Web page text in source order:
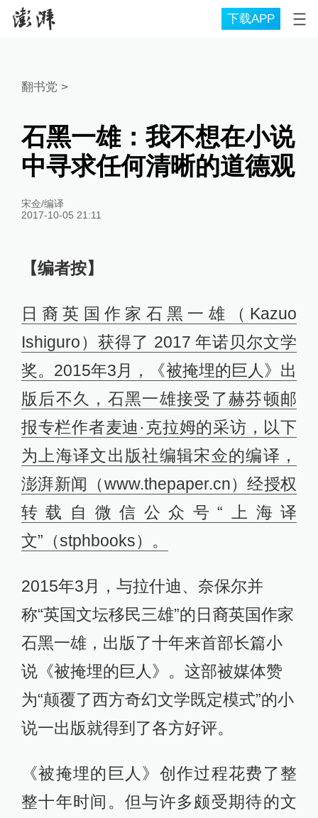
下载APP
翻书党 >
石黑一雄：我不想在小说
中寻求任何清晰的道德观
宋佥/编译
2017-10-05 21:11
【编者按】
日裔英国作家石黑一雄（Kazuo
Ishiguro）获得了 2017 年诺贝尔文学
奖。2015年3月，《被掩埋的巨人》出
版后不久，石黑一雄接受了赫芬顿邮
报专栏作者麦迪·克拉姆的采访，以下
为上海译文出版社编辑宋佥的编译，
澎湃新闻（www.thepaper.cn）经授权
转载自微信公众号“上海译
文”（stphbooks）。
2015年3月，与拉什迪、奈保尔并
称“英国文坛移民三雄”的日裔英国作家
石黑一雄，出版了十年来首部长篇小
说《被掩埋的巨人》。这部被媒体赞
为“颠覆了西方奇幻文学既定模式”的小
说一出版就得到了各方好评。
《被掩埋的巨人》创作过程花费了整
整十年时间。但与许多颇受期待的文